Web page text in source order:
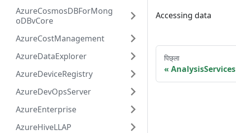
AzureCosmosDBForMong
oDBvCore
AzureCostManagement
AzureDataExplorer
AzureDeviceRegistry
AzureDevOpsServer
AzureEnterprise
AzureHiveLLAP
Accessing data
पिछ्ला
AnalysisServices